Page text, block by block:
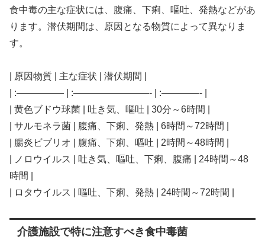
食中毒の主な症状には、腹痛、下痢、嘔吐、発熱などがあ
ります。潜伏期間は、原因となる物質によって異なりま
す。
| 原因物質 | 主な症状 | 潜伏期間 |
| :————— | :————————- | :————- |
| 黄色ブドウ球菌 | 吐き気、嘔吐 | 30分～6時間 |
| サルモネラ菌 | 腹痛、下痢、発熱 | 6時間～72時間 |
| 腸炎ビブリオ | 腹痛、下痢、嘔吐 | 2時間～48時間 |
| ノロウイルス | 吐き気、嘔吐、下痢、腹痛 | 24時間～48
時間 |
| ロタウイルス | 嘔吐、下痢、発熱 | 24時間～72時間 |
介護施設で特に注意すべき食中毒菌